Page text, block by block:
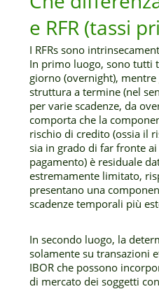
e RFR (tassi
I RFRs sono
In primo luogo, sono tutti
giorno (overnight),
struttura a termine (nel
per varie scadenze, da
comporta che la
rischio di credito (ossia il
sia in grado di far fronte
pagamento) è residuale
estremamente limitato,
presentano una
scadenze temporali più
In secondo luogo, la
solamente su transazioni
IBOR che possono
di mercato dei soggetti